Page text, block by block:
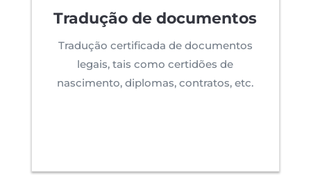
Tradução de documentos
Tradução certificada de documentos
legais, tais como certidões de
nascimento, diplomas, contratos, etc.